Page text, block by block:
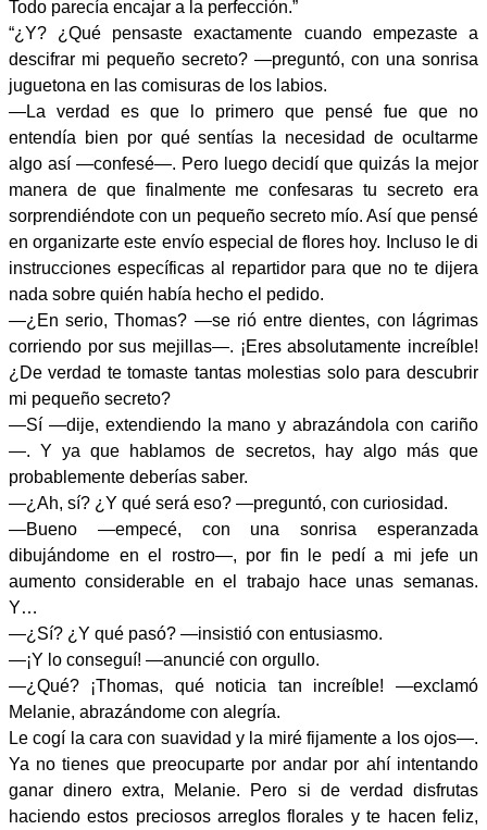
Todo parecía encajar a la perfección.”
“¿Y? ¿Qué pensaste exactamente cuando empezaste a
descifrar mi pequeño secreto? —preguntó, con una sonrisa
juguetona en las comisuras de los labios.
—La verdad es que lo primero que pensé fue que no
entendía bien por qué sentías la necesidad de ocultarme
algo así —confesé—. Pero luego decidí que quizás la mejor
manera de que finalmente me confesaras tu secreto era
sorprendiéndote con un pequeño secreto mío. Así que pensé
en organizarte este envío especial de flores hoy. Incluso le di
instrucciones específicas al repartidor para que no te dijera
nada sobre quién había hecho el pedido.
—¿En serio, Thomas? —se rió entre dientes, con lágrimas
corriendo por sus mejillas—. ¡Eres absolutamente increíble!
¿De verdad te tomaste tantas molestias solo para descubrir
mi pequeño secreto?
—Sí —dije, extendiendo la mano y abrazándola con cariño
—. Y ya que hablamos de secretos, hay algo más que
probablemente deberías saber.
—¿Ah, sí? ¿Y qué será eso? —preguntó, con curiosidad.
—Bueno —empecé, con una sonrisa esperanzada
dibujándome en el rostro—, por fin le pedí a mi jefe un
aumento considerable en el trabajo hace unas semanas.
Y…
—¿Sí? ¿Y qué pasó? —insistió con entusiasmo.
—¡Y lo conseguí! —anuncié con orgullo.
—¿Qué? ¡Thomas, qué noticia tan increíble! —exclamó
Melanie, abrazándome con alegría.
Le cogí la cara con suavidad y la miré fijamente a los ojos—.
Ya no tienes que preocuparte por andar por ahí intentando
ganar dinero extra, Melanie. Pero si de verdad disfrutas
haciendo estos preciosos arreglos florales y te hacen feliz,